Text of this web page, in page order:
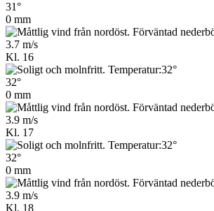
31°
0 mm
3.7 m/s
Kl. 16
32°
0 mm
3.9 m/s
Kl. 17
32°
0 mm
3.9 m/s
Kl. 18